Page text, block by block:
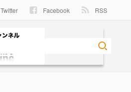
Twitter Facebook RSS